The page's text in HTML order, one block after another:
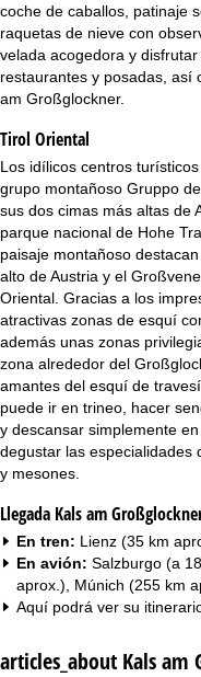
n
c
i
p
a
l
coche de caballos, patinaje
raquetas de nieve con
velada acogedora y
restaurantes y posadas, así
am Großglockner.
Tirol Oriental
Los idílicos centros
grupo montañoso Gruppo
sus dos cimas más altas de
parque nacional de Hohe
paisaje montañoso
alto de Austria y el
Oriental. Gracias a los
atractivas zonas de esquí
además unas zonas
zona alrededor del
amantes del esquí de
puede ir en trineo, hacer
y descansar simplemente
degustar las especialidades
y mesones.
Llegada Kals am
En tren: Lienz (35 km
En avión: Salzburgo (a
aprox.), Múnich (255 km
Aquí podrá ver su
articles_about Kals am